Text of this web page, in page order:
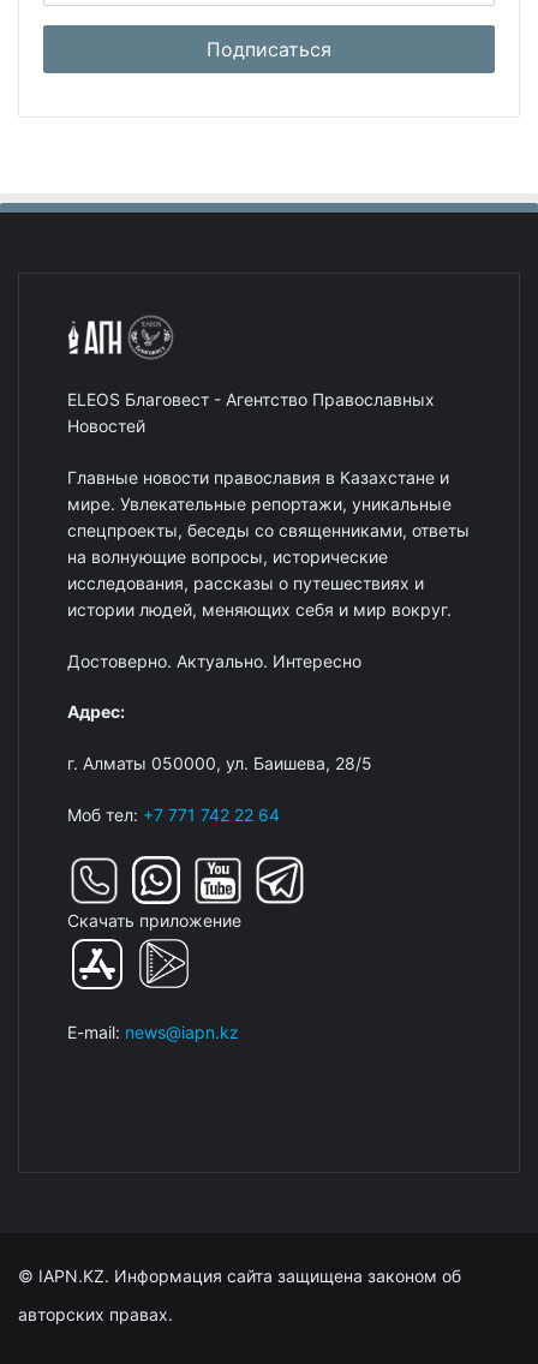
ELEOS Благовест - Агентство Православных
Новостей
Главные новости православия в Казахстане и
мире. Увлекательные репортажи, уникальные
спецпроекты, беседы со священниками, ответы
на волнующие вопросы, исторические
исследования, рассказы о путешествиях и
истории людей, меняющих себя и мир вокруг.
Достоверно. Актуально. Интересно
Адрес:
г. Алматы 050000, ул. Баишева, 28/5
Моб тел: +7 771 742 22 64
Скачать приложение
E-mail: news@iapn.kz
© IAPN.KZ. Информация сайта защищена законом об
авторских правах.